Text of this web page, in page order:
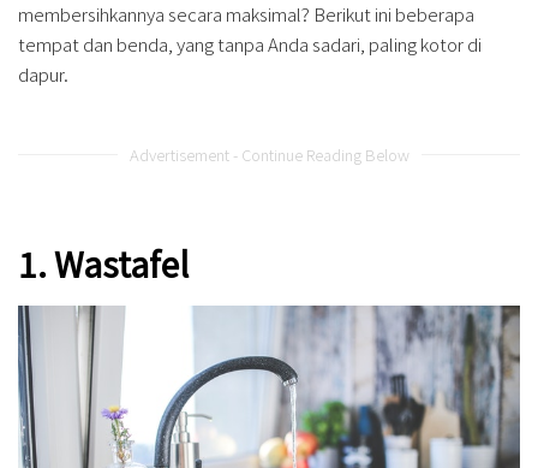
membersihkannya secara maksimal? Berikut ini beberapa
tempat dan benda, yang tanpa Anda sadari, paling kotor di
dapur.
Advertisement - Continue Reading Below
1. Wastafel